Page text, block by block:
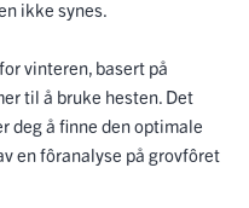
ikke synes.
vinteren, basert på
til å bruke hesten. Det
deg å finne den optimale
en fôranalyse på grovfôret